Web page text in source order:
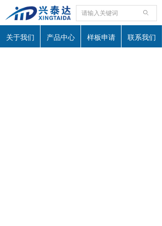
ꄙ
关于我们 产品中心 样板申请 联系我们